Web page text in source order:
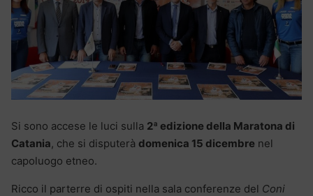
Si sono accese le luci sulla 2ª edizione della Maratona di
Catania, che si disputerà domenica 15 dicembre nel
capoluogo etneo.
Ricco il parterre di ospiti nella sala conferenze del Coni